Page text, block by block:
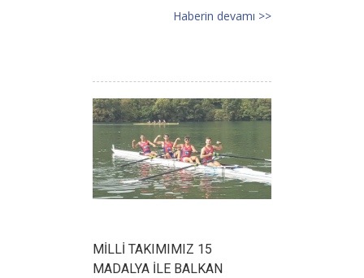
Haberin devamı >>
MİLLİ TAKIMIMIZ 15
MADALYA İLE BALKAN